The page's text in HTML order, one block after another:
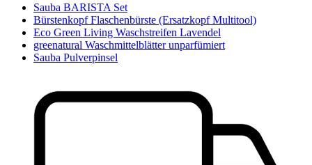
Sauba BARISTA Set
Bürstenkopf Flaschenbürste (Ersatzkopf Multitool)
Eco Green Living Waschstreifen Lavendel
greenatural Waschmittelblätter unparfümiert
Sauba Pulverpinsel